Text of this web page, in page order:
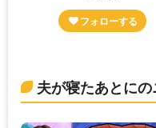
夫が寝たあとに